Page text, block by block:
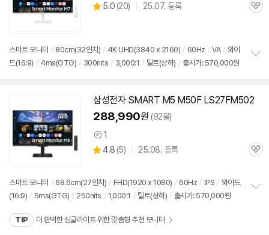
별
5.0 (상
뷰
20) 25.07. 등록
관
스마트모니터 / 80cm(32인치) / 4K UHD(3840 x 2160) / 60Hz / VA / 와이
드(16:9) / 4ms(GTG) / 300nits / 3,000:1 / 틸트(상하) / 출시가: 570,000원
삼성전자 SMART M5 M50F LS27FM502
288,990원 (92몰)
상
품
1
별
4.8 (상
5) 25.08. 등록
관
스마트모니터 / 68.6cm(27인치) / FHD(1920 x 1080) / 60Hz / IPS / 와이드
(16:9) / 5ms(GTG) / 250nits / 1,000:1 / 틸트(상하) / 출시가: 570,000원
TIP 더 완벽한 싱글라이프 위한 맞춤형 추천 모니터
세부정보 열기/접기